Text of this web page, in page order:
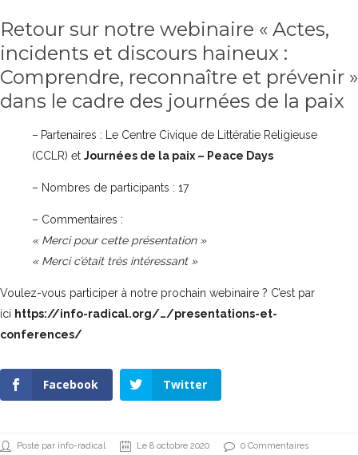
Retour sur notre webinaire « Actes,
incidents et discours haineux :
Comprendre, reconnaître et prévenir »
dans le cadre des journées de la paix
– Partenaires : Le Centre Civique de Littératie Religieuse
(CCLR) et Journées de la paix – Peace Days
– Nombres de participants : 17
– Commentaires :
« Merci pour cette présentation »
« Merci c’était très intéressant »
Voulez-vous participer à notre prochain webinaire ? C’est par
ici https://info-radical.org/…/presentations-et-
conferences/
Facebook Twitter
Posté par info-radical Le 8 octobre 2020
0 Commentaires